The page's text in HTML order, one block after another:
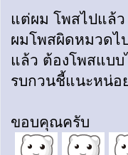
แต่ผม โพสไปแล้
ผมโพสผิดหมวดไ
แล้ว ต้องโพสแบบ
รบกวนชี้แนะหน่อ
ขอบคุณครับ